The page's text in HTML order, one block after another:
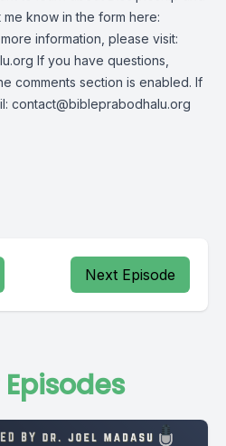
know in the form here:
information, please visit:
If you have questions,
comments section is enabled. If
contact@bibleprabodhalu.org
Next Episode